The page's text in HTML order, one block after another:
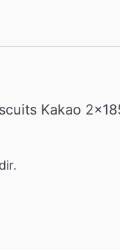
Kakao